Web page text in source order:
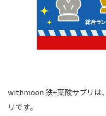
withmoon 鉄+葉酸サプリは
リです。